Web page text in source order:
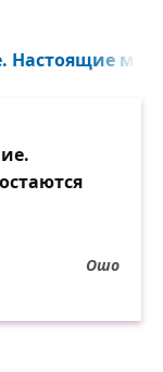
Настоящие
Ошо